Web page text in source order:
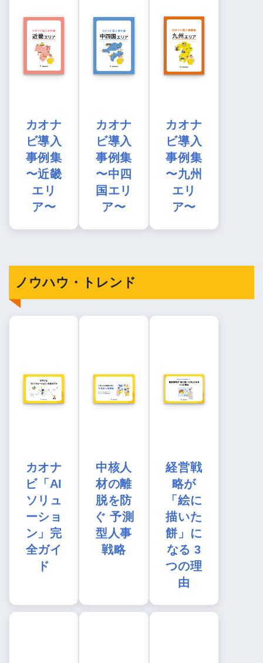
カオナ
ビ導入
事例集
〜近畿
エリ
ア〜
カオナ
ビ導入
事例集
〜中四
国エリ
ア〜
カオナ
ビ導入
事例集
〜九州
エリ
ア〜
ノウハウ・トレンド
カオナ
ビ「AI
ソリュ
ーショ
ン」完
全ガイ
ド
中核人
材の離
脱を防
ぐ 予測
型人事
戦略
経営戦
略が
「絵に
描いた
餅」に
なる 3
つの理
由